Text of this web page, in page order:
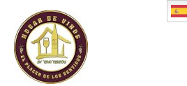
contenido